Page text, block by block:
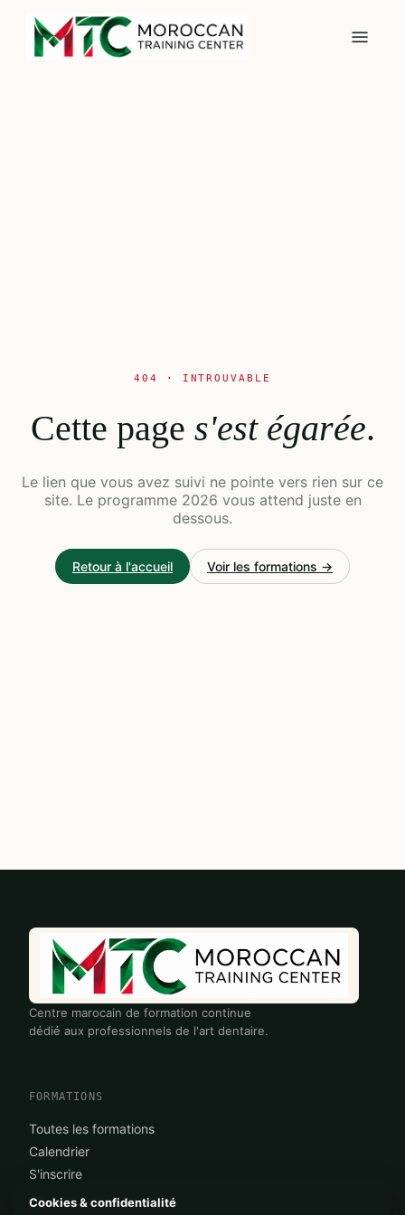
404 · INTROUVABLE
Cette page s'est égarée.
Le lien que vous avez suivi ne pointe vers rien sur ce
site. Le programme 2026 vous attend juste en
dessous.
Retour à l'accueil Voir les formations →
Centre marocain de formation continue
dédié aux professionnels de l'art dentaire.
FORMATIONS
Toutes les formations
Calendrier
S'inscrire
Cookies & confidentialité